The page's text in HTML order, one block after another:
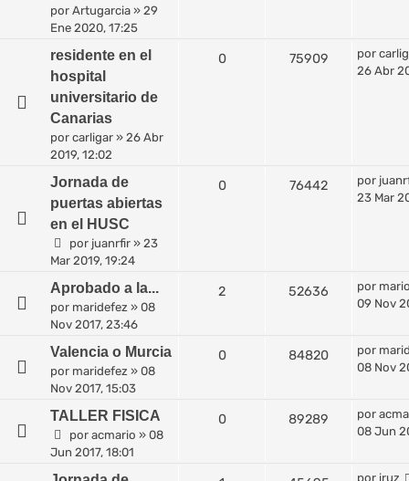
por Artugarcia » 29
Ene 2020, 17:25
residente en el
hospital
universitario de
Canarias
por carligar » 26 Abr
2019, 12:02
0 75909 por
26 Abr
Jornada de
puertas abiertas
en el HUSC
por juanrfir » 23
Mar 2019, 19:24
0 76442 por
23 Mar
Aprobado a la...
por maridefez » 08
Nov 2017, 23:46
2 52636 por
09 Nov
Valencia o Murcia
por maridefez » 08
Nov 2017, 15:03
0 84820 por
08 Nov
TALLER FISICA
por acmario » 08
Jun 2017, 18:01
0 89289 por
08 Jun
por iruz